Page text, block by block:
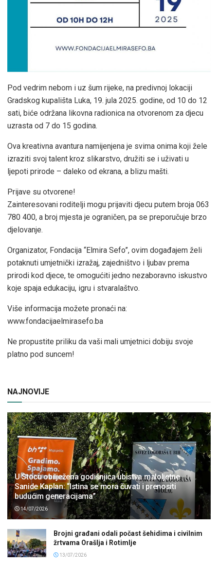
Pod vedrim nebom i uz šum rijeke, na predivnoj lokaciji
Gradskog kupališta Luka, 19. jula 2025. godine, od 10 do 12
sati, biće održana likovna radionica na otvorenom za djecu
uzrasta od 7 do 15 godina.
Ova kreativna avantura namijenjena je svima onima koji žele
izraziti svoj talent kroz slikarstvo, družiti se i uživati u
ljepoti prirode – daleko od ekrana, a blizu mašti.
Prijave su otvorene!
Zainteresovani roditelji mogu prijaviti djecu putem broja 063
780 400, a broj mjesta je ograničen, pa se preporučuje brzo
djelovanje.
Organizator, Fondacija “Elmira Sefo”, ovim događajem želi
potaknuti umjetnički izražaj, zajedništvo i ljubav prema
prirodi kod djece, te omogućiti jedno nezaboravno iskustvo
koje spaja edukaciju, igru i stvaralaštvo.
Više informacija možete pronaći na:
www.fondacijaelmirasefo.ba
Ne propustite priliku da vaši mali umjetnici dobiju svoje
platno pod suncem!
NAJNOVIJE
U Stocu obilježena godišnjica ubistva maloljetne
Sanide Kaplan: “Istina se mora čuvati i prenositi
budućim generacijama”
14/07/2026
Brojni građani odali počast šehidima i civilnim
žrtvama Orašlja i Rotimlje
13/07/2026